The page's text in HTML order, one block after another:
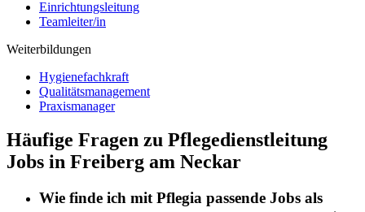
Einrichtungsleitung
Teamleiter/in
Weiterbildungen
Hygienefachkraft
Qualitätsmanagement
Praxismanager
Häufige Fragen zu Pflegedienstleitung
Jobs in Freiberg am Neckar
Wie finde ich mitPflegia passende Jobs als